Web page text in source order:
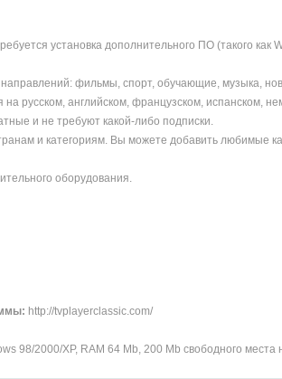
установка дополнительного ПО (такого как
фильмы, спорт, обучающие, музыка,
русском, английском, французском, испанском,
и не требуют какой-либо подписки.
и категориям. Вы можете добавить любимые
оборудования.
http://tvplayerclassic.com/
98/2000/XP, RAM 64 Mb, 200 Mb свободного места